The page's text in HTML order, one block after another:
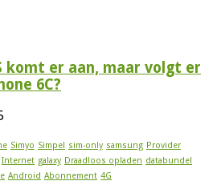
komt er aan, maar volgt er
6C?
Simyo Simpel sim-only samsung Provider
Internet galaxy Draadloos opladen databundel
Android Abonnement 4G